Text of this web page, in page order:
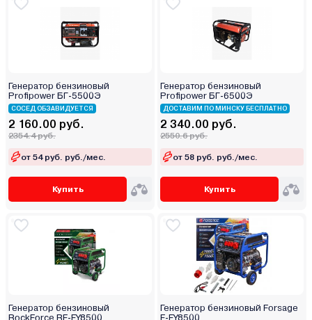
Генератор бензиновый
Profipower БГ-5500Э
СОСЕД ОБЗАВИДУЕТСЯ
2 160.00 руб.
2354.4 руб.
от 54 руб. руб./мес.
Купить
Генератор бензиновый
Profipower БГ-6500Э
ДОСТАВИМ ПО МИНСКУ БЕСПЛАТНО
2 340.00 руб.
2550.6 руб.
от 58 руб. руб./мес.
Купить
Генератор бензиновый
RockForce RF-FY8500
Генератор бензиновый Forsage
F-FY8500